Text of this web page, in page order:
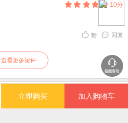
10分
回复
赞
查看更多短评
当当自营旗舰店
立即购买 加入购物车